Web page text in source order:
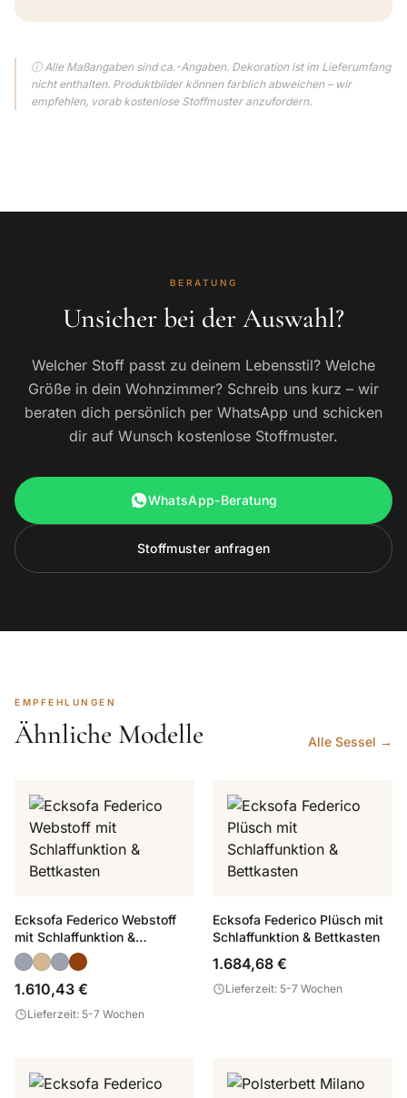
ⓘ Alle Maßangaben sind ca.-Angaben. Dekoration ist im Lieferumfang
nicht enthalten. Produktbilder können farblich abweichen – wir
empfehlen, vorab kostenlose Stoffmuster anzufordern.
BERATUNG
Unsicher bei der Auswahl?
Welcher Stoff passt zu deinem Lebensstil? Welche
Größe in dein Wohnzimmer? Schreib uns kurz – wir
beraten dich persönlich per WhatsApp und schicken
dir auf Wunsch kostenlose Stoffmuster.
WhatsApp-Beratung
Stoffmuster anfragen
EMPFEHLUNGEN
Ähnliche Modelle Alle Sessel →
Ecksofa Federico Webstoff
mit Schlaffunktion &
Bettkasten
1.610,43 €
Lieferzeit: 5-7 Wochen
Ecksofa Federico Plüsch mit
Schlaffunktion & Bettkasten
1.684,68 €
Lieferzeit: 5-7 Wochen